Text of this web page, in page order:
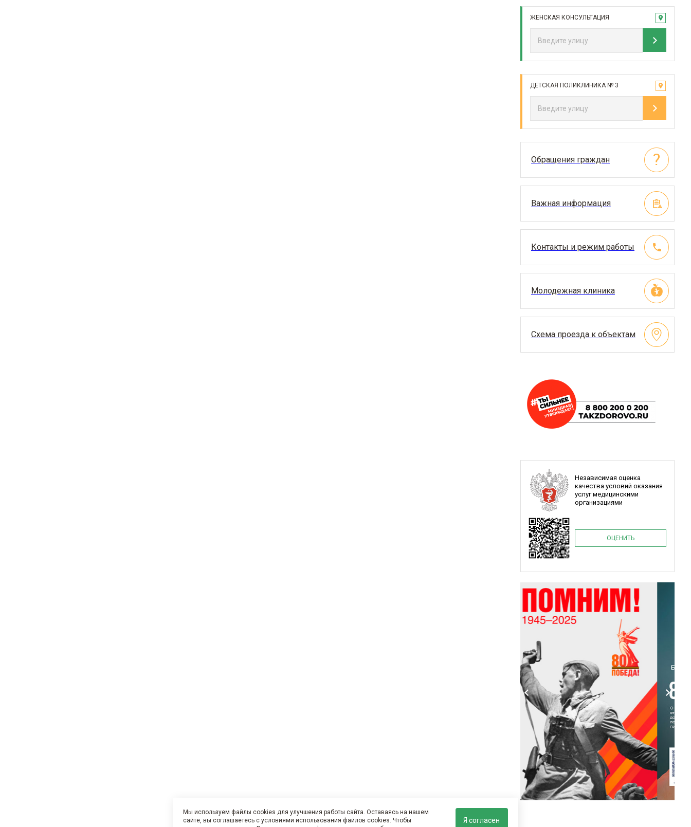
ЖЕНСКАЯ КОНСУЛЬТАЦИЯ
ДЕТСКАЯ ПОЛИКЛИНИКА № 3
Обращения граждан
Важная информация
Контакты и режим работы
Молодежная клиника
Схема проезда к объектам
Независимая оценка
качества условий оказания
услуг медицинскими
организациями
ОЦЕНИТЬ
Мы используем файлы cookies для улучшения работы сайта. Оставаясь на нашем
сайте, вы соглашаетесь с условиями использования файлов cookies. Чтобы
Я согласен